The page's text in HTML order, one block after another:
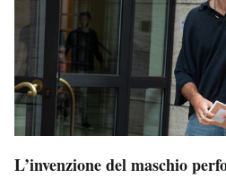
L’invenzione del maschio